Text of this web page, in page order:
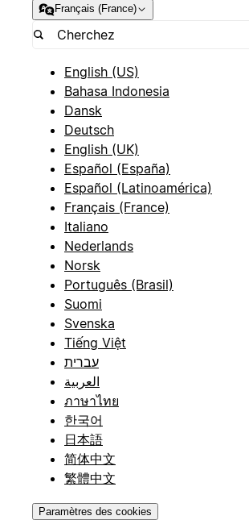
Français (France)
English (US)
Bahasa Indonesia
Dansk
Deutsch
English (UK)
Español (España)
Español (Latinoamérica)
Français (France)
Italiano
Nederlands
Norsk
Português (Brasil)
Suomi
Svenska
Tiếng Việt
עברית
العربية
ภาษาไทย
한국어
日本語
简体中文
繁體中文
Paramètres des cookies